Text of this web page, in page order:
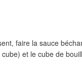
faire la sauce
et le cube de